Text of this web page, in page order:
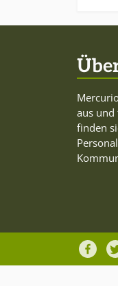
aus und
finden